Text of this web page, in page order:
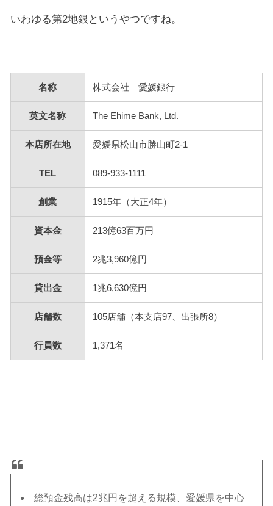
いわゆる第2地銀というやつですね。
名称 株式会社 愛媛銀行
英文名称 The Ehime Bank, Ltd.
本店所在地 愛媛県松山市勝山町2-1
TEL 089-933-1111
創業 1915年（大正4年）
資本金 213億63百万円
預金等 2兆3,960億円
貸出金 1兆6,630億円
店舗数 105店舗（本支店97、出張所8）
行員数 1,371名
総預金残高は2兆円を超える規模、愛媛県を中心